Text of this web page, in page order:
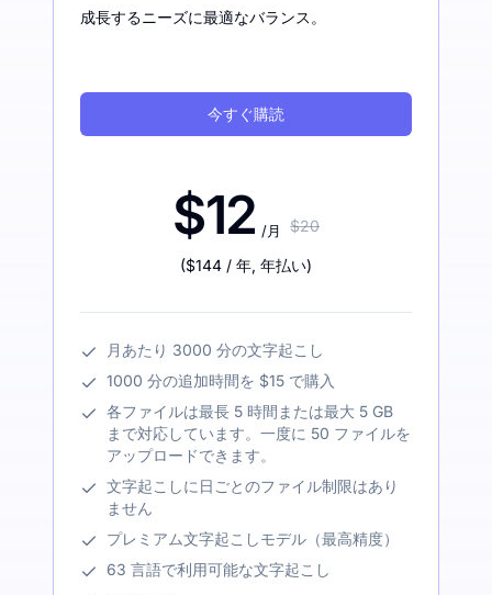
成長するニーズに最適なバランス。
今すぐ購読
$12 /月 $20
($144 / 年, 年払い)
月あたり 3000 分の文字起こし
1000 分の追加時間を $15 で購入
各ファイルは最長 5 時間または最大 5 GB
まで対応しています。一度に 50 ファイルを
アップロードできます。
文字起こしに日ごとのファイル制限はあり
ません
プレミアム文字起こしモデル（最高精度）
63 言語で利用可能な文字起こし